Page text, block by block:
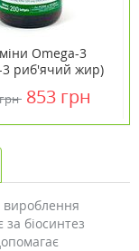
Omega-3
риб'ячий жир)
Лайф / Country
853 грн
вироблення
за біосинтез